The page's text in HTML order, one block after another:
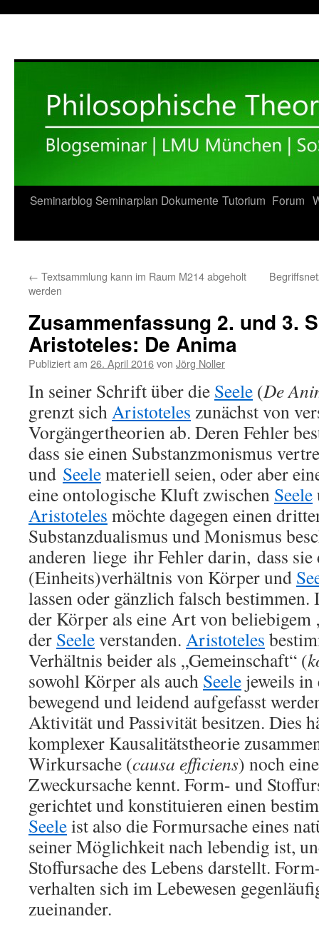
Zum
Seminarblog Seminarplan Dokumente Tutorium Forum
← Textsammlung kann im Raum M214 abgeholt
werden
Zusammenfassung 2. und 3.
Aristoteles: De Anima
Publiziert am 26. April 2016von Jörg Noller
In seiner Schrift über die Seele (De
grenzt sichAristoteles zunächst von
Vorgängertheorien ab. Deren Fehler
dass sie einen Substanzmonismus
und Seelemateriell seien, oder aber
eine ontologische Kluft zwischen Seele
Aristoteles möchte dagegen einen
Substanzdualismus und Monismus
anderen liege ihr Fehler darin, dass sie
(Einheits)verhältnis von Körper und
lassen oder gänzlich falsch bestimmen.
der Körper als eine Art von beliebigem
der Seeleverstanden. Aristoteles
Verhältnis beider als „Gemeinschaft“ (
sowohl Körper als auch Seele jeweils in
bewegend und leidend aufgefasst
Aktivität und Passivität besitzen. Dies
komplexer Kausalitätstheorie
Wirkursache (causa efficiens) noch
Zweckursache kennt. Form- und
gerichtet und konstituieren einen
Seeleist also die Formursache eines
seiner Möglichkeit nach lebendig ist,
Stoffursache des Lebens darstellt.
verhalten sich im Lebewesen
zueinander.